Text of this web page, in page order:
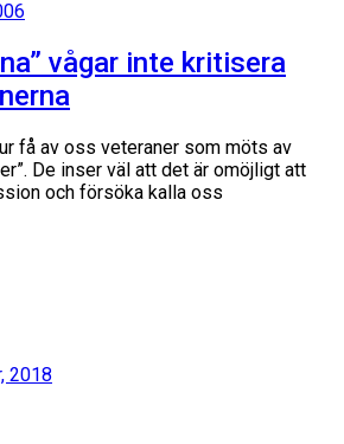
vågar inte kritisera
få av oss veteraner som möts av
De inser väl att det är omöjligt att
och försöka kalla oss
2018